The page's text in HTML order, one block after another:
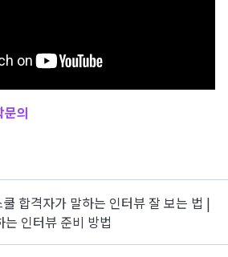
의
합격자가 말하는 인터뷰 잘 보는 법 |
인터뷰 준비 방법